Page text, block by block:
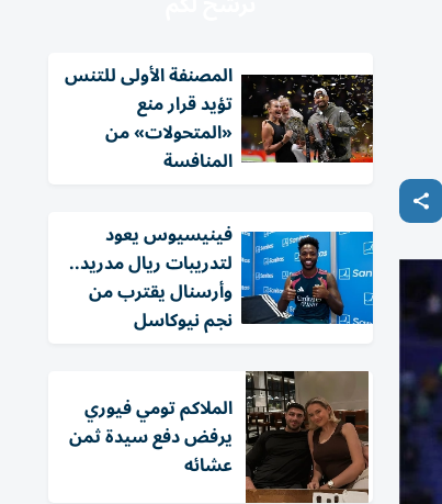
المصنفة الأولى للتنس
تؤيد قرار منع
«المتحولات» من
المنافسة
فينيسيوس يعود
لتدريبات ريال مدريد..
وأرسنال يقترب من
نجم نيوكاسل
الملاكم تومي فيوري
يرفض دفع سيدة ثمن
عشائه